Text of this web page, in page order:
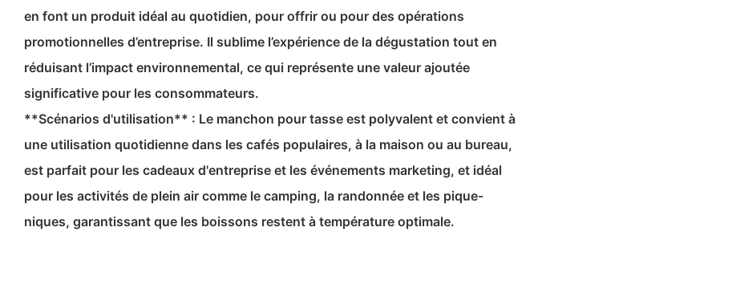
en font un produit idéal au quotidien, pour offrir ou pour des opérations
promotionnelles d’entreprise. Il sublime l’expérience de la dégustation tout en
réduisant l’impact environnemental, ce qui représente une valeur ajoutée
significative pour les consommateurs.
**Scénarios d'utilisation** : Le manchon pour tasse est polyvalent et convient à
une utilisation quotidienne dans les cafés populaires, à la maison ou au bureau,
est parfait pour les cadeaux d'entreprise et les événements marketing, et idéal
pour les activités de plein air comme le camping, la randonnée et les pique-
niques, garantissant que les boissons restent à température optimale.